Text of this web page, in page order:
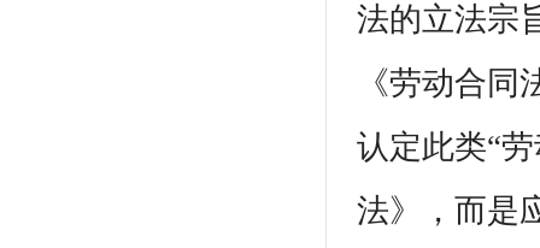
法的立法宗
《劳动合
认定此类“
法》，而是